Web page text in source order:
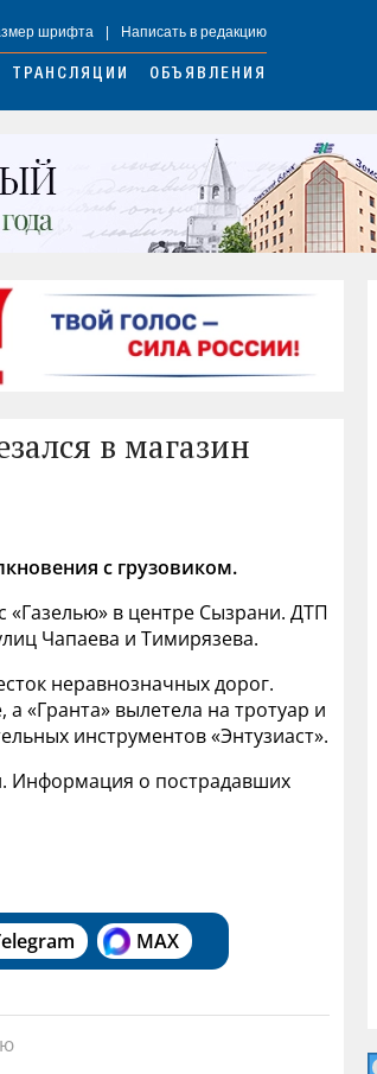
шрифта Написать в редакцию
ТРАНСЛЯЦИИ ОБЪЯВЛЕНИЯ
в магазин
с грузовиком.
«Газелью» в центре Сызрани. ДТП
Чапаева и Тимирязева.
неравнозначных дорог.
«Гранта» вылетела на тротуар и
инструментов «Энтузиаст».
Информация о пострадавших
MAX